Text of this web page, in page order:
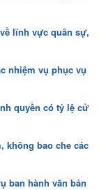
lĩnh vực quân sự,
nhiệm vụ phục vụ
quyền có tỷ lệ cử
không bao che các
ban hành văn bản